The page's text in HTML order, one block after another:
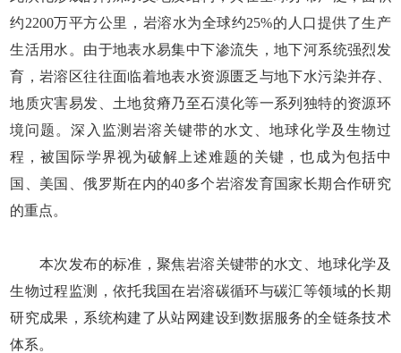
约2200万平方公里，岩溶水为全球约25%的人口提供了生产
生活用水。由于地表水易集中下渗流失，地下河系统强烈发
育，岩溶区往往面临着地表水资源匮乏与地下水污染并存、
地质灾害易发、土地贫瘠乃至石漠化等一系列独特的资源环
境问题。深入监测岩溶关键带的水文、地球化学及生物过
程，被国际学界视为破解上述难题的关键，也成为包括中
国、美国、俄罗斯在内的40多个岩溶发育国家长期合作研究
的重点。
本次发布的标准，聚焦岩溶关键带的水文、地球化学及
生物过程监测，依托我国在岩溶碳循环与碳汇等领域的长期
研究成果，系统构建了从站网建设到数据服务的全链条技术
体系。